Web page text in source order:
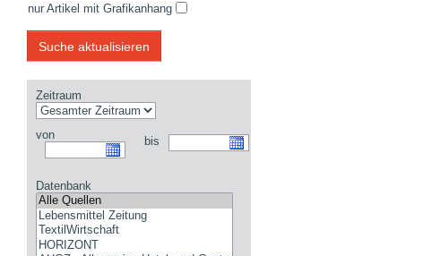
nur Artikel mit Grafikanhang
Zeitraum
von bis
Datenbank